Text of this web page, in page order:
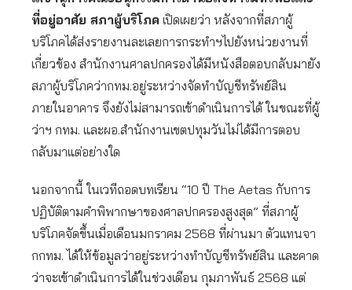
ที่อยู่อาศัย สภาผู้บริโภค เปิดเผยว่า หลังจากที่สภาผู้
บริโภคได้ส่งรายงานละเลยการกระทำฯไปยังหน่วยงานที่
เกี่ยวข้อง สำนักงานศาลปกครองได้มีหนังสือตอบกลับมายัง
สภาผู้บริโภคว่ากทม.อยู่ระหว่างจัดทำบัญชีทรัพย์สิน
ภายในอาคาร จึงยังไม่สามารถเข้าดำเนินการได้ ในขณะที่ผู้
ว่าฯ กทม. และผอ.สำนักงานเขตปทุมวันไม่ได้มีการตอบ
กลับมาแต่อย่างใด
นอกจากนี้ ในเวทีถอดบทเรียน “10 ปี The Aetas กับการ
ปฏิบัติตามคำพิพากษาของศาลปกครองสูงสุด” ที่สภาผู้
บริโภคจัดขึ้นเมื่อเดือนมกราคม 2568 ที่ผ่านมา ตัวแทนจา
กกทม. ได้ให้ข้อมูลว่าอยู่ระหว่างทำบัญชีทรัพย์สิน และคาด
ว่าจะเข้าดำเนินการได้ในช่วงเดือน กุมภาพันธ์ 2568 แต่